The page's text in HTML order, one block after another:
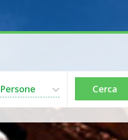
Persone Cerca